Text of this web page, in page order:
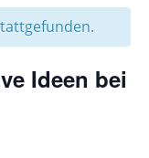
Ideen bei